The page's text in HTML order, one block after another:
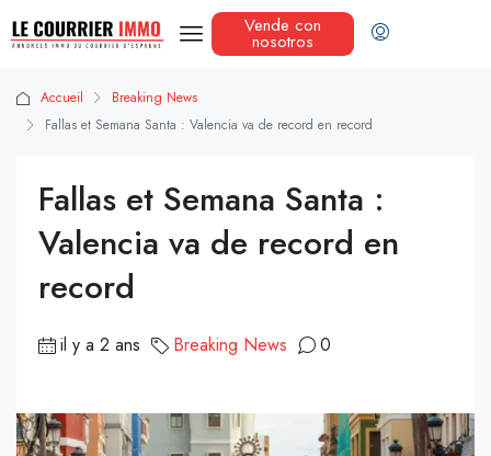
Vende con
nosotros
Accueil
Breaking News
Fallas et Semana Santa : Valencia va de record en record
Fallas et Semana Santa :
Valencia va de record en
record
il y a 2 ans Breaking News 0